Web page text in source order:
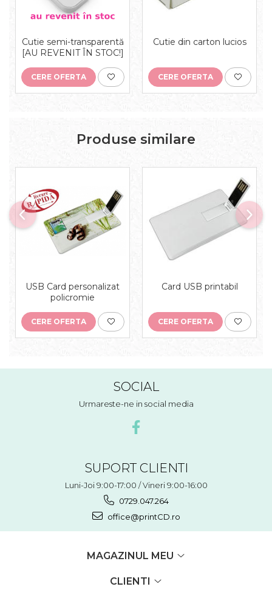
Cutie semi-transparentă
[AU REVENIT ÎN STOC!]
CERE OFERTA
Cutie din carton lucios
CERE OFERTA
Produse similare
USB Card personalizat
policromie
CERE OFERTA
Card USB printabil
CERE OFERTA
SOCIAL
Urmareste-ne in social media
SUPORT CLIENTI
Luni-Joi 9:00-17:00 / Vineri 9:00-16:00
0729.047.264
office@printCD.ro
MAGAZINUL MEU
CLIENTI